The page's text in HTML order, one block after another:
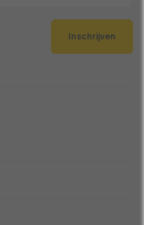
Inschrijven